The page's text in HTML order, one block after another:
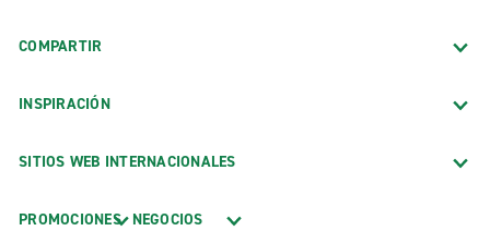
COMPARTIR
INSPIRACIÓN
SITIOS WEB INTERNACIONALES
PROMOCIONES NEGOCIOS